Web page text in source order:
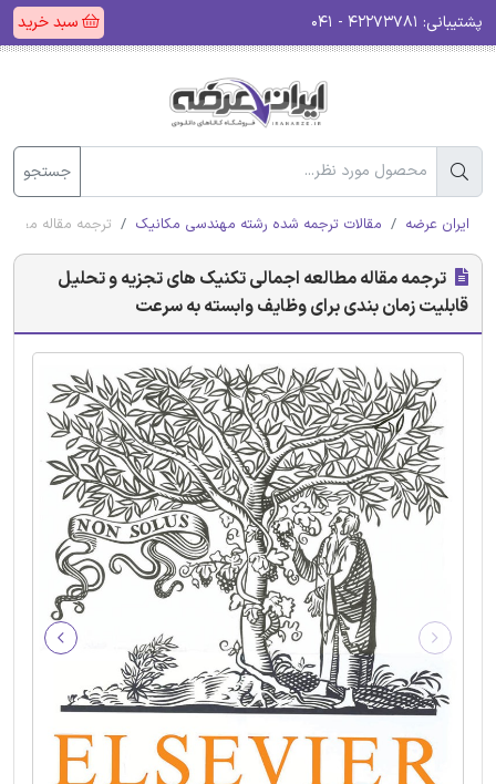
پشتیبانی: سبد خرید
جستجو
ایران عرضه مقالات ترجمه شده رشته مهندسی مکانیک ترجمه مقاله
ترجمه مقاله مطالعه اجمالی تکنیک های تجزیه و تحلیل
قابلیت زمان بندی برای وظایف وابسته به سرعت